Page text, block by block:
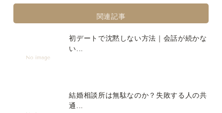
関連記事
初デートで沈黙しない方法｜会話が続かな
い...
結婚相談所は無駄なのか？失敗する人の共
通...